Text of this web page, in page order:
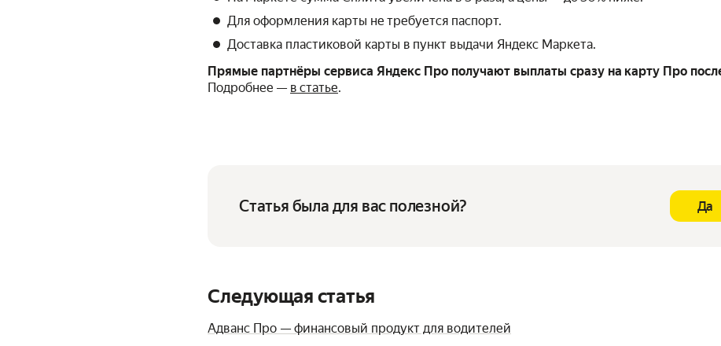
Для оформления карты не требуется паспорт.
Доставка пластиковой карты в пункт выдачи Яндекс Маркета.
Прямые партнёры сервиса Яндекс Про получают выплаты сразу на карту Про
Подробнее — в статье.
Статья была для вас полезной? Да
Следующая статья
Адванс Про — финансовый продукт для водителей